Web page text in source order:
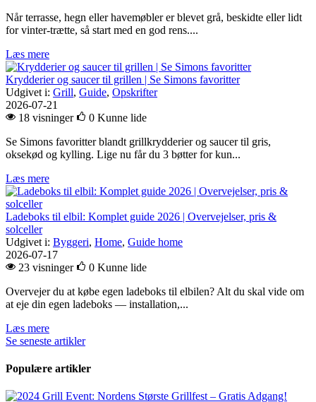
Når terrasse, hegn eller havemøbler er blevet grå, beskidte eller lidt
for vinter-trætte, så start med en god rens....
Læs mere
Krydderier og saucer til grillen | Se Simons favoritter
Udgivet i: Grill, Guide, Opskrifter
2026-07-21
18 visninger
0 Kunne lide
Se Simons favoritter blandt grillkrydderier og saucer til gris,
oksekød og kylling. Lige nu får du 3 bøtter for kun...
Læs mere
Ladeboks til elbil: Komplet guide 2026 | Overvejelser, pris &
solceller
Udgivet i: Byggeri, Home, Guide home
2026-07-17
23 visninger
0 Kunne lide
Overvejer du at købe egen ladeboks til elbilen? Alt du skal vide om
at eje din egen ladeboks — installation,...
Læs mere
Se seneste artikler
Populære artikler